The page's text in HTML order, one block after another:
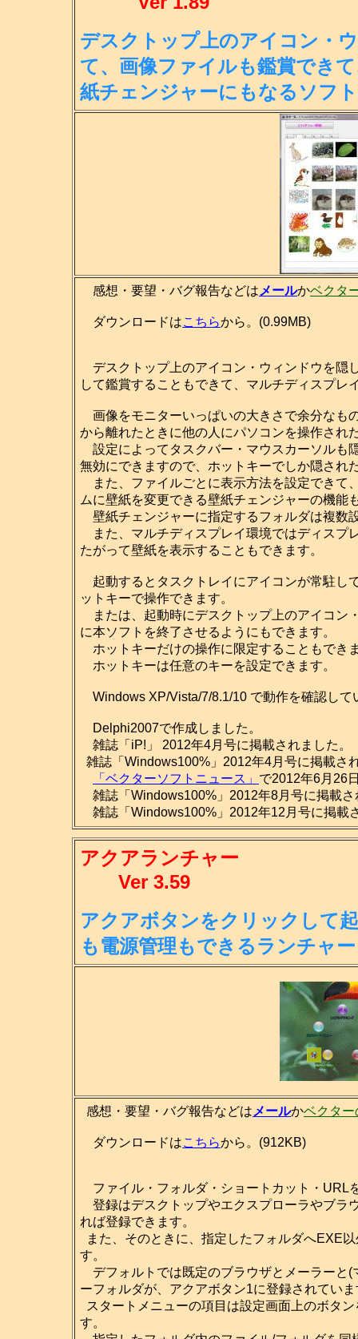
デスクトップ上のアイコン・
て、画像ファイルも鑑賞でき
紙チェンジャーにもなるソフト
感想・要望・バグ報告などは メールかベクタ
ダウンロードはこちらから。(0.99MB)
デスクトップ上のアイコン・ウィンドウを隠
して鑑賞することもできて、マルチディスプ
画像をモニターいっぱいの大きさで余分なも
から離れたときに他の人にパソコンを操作され
設定によってタスクバー・マウスカーソルも
無効にできますので、ホットキーでしか隠され
また、ファイルごとに表示方法を設定できて
ムに壁紙を変更できる壁紙チェンジャーの機能
壁紙チェンジャーに指定するフォルダは複数
また、マルチディスプレイ環境ではディスプ
たがって壁紙を表示することもできます。
起動するとタスクトレイにアイコンが常駐し
ットキーで操作できます。
または、起動時にデスクトップ上のアイコン
に本ソフトを終了させるようにもできます。
ホットキーだけの操作に限定することもでき
ホットキーは任意のキーを設定できます。
Windows XP/Vista/7/8.1/10 で動作を確認して
Delphi2007で作成しました。
雑誌「iP!」 2012年4月号に掲載されました。
雑誌「Windows100%」2012年4月号に掲載さ
「ベクターソフトニュース」 で2012年6月26
雑誌「Windows100%」2012年8月号に掲載さ
雑誌「Windows100%」2012年12月号に掲載
アクアランチャー
Ver 3.59
アクアボタンをクリックして
も電源管理もできるランチャー
感想・要望・バグ報告などは メールかベクター
ダウンロードはこちらから。(912KB)
ファイル・フォルダ・ショートカット・URL
登録はデスクトップやエクスプローラやブラ
れば登録できます。
また、そのときに、指定したフォルダへEXE
す。
デフォルトでは既定のブラウザとメーラーと(
ーフォルダが、アクアボタン1に登録されてい
スタートメニューの項目は設定画面上のボタ
す。